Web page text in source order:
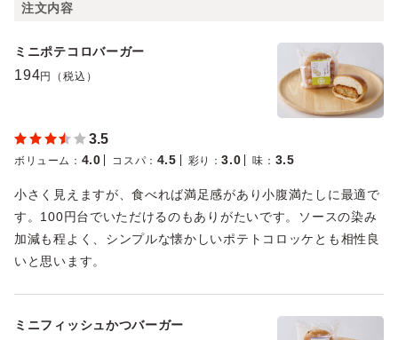
注文内容
ミニポテコロバーガー
194円（税込）
3.5
ボリューム ： 4.0 コスパ ： 4.5 彩り ：3.0 味 ： 3.5
小さく見えますが、食べれば満足感があり小腹満たしに最適で
す。100円台でいただけるのもありがたいです。ソースの染み
加減も程よく、シンプルな懐かしいポテトコロッケとも相性良
いと思います。
ミニフィッシュかつバーガー